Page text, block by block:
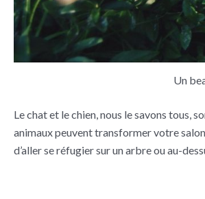
Un
Le chat et le chien, nous le savons tous,
animaux peuvent transformer votre
d’aller se réfugier sur un arbre ou au-